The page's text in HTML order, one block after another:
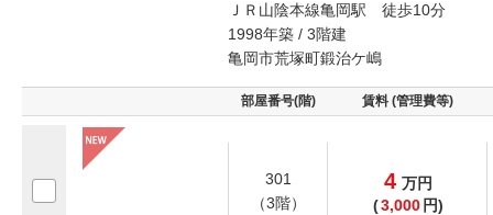
ＪＲ山陰本線亀岡駅 徒歩10分
1998年築 / 3階建
亀岡市荒塚町鍛治ケ嶋
部屋番号(階) 賃料 (管理費等)
301
（3階）
4 万円
(3,000 円)